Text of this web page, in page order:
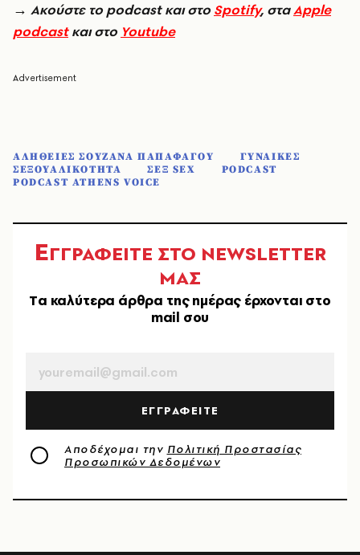
→ Ακούστε το podcast και στο Spotify, σταApple
podcastκαι στο Youtube
ΑΛΗΘΕΙΕΣ ΣΟΥΖΑΝΑ ΠΑΠΑΦΑΓΟΥ
ΓΥΝΑΙΚΕΣ
ΣΕΞΟΥΑΛΙΚΟΤΗΤΑ
ΣΕΞ SEX
PODCAST
PODCAST ATHENS VOICE
ΕΓΓΡΑΦΕΙΤΕ ΣΤΟ NEWSLETTER
ΜΑΣ
Tα καλύτερα άρθρα της ημέρας έρχονται στο
mail σου
ΕΓΓΡΑΦΕΙΤΕ
Αποδέχομαι την Πολιτική Προστασίας
Προσωπικών Δεδομένων